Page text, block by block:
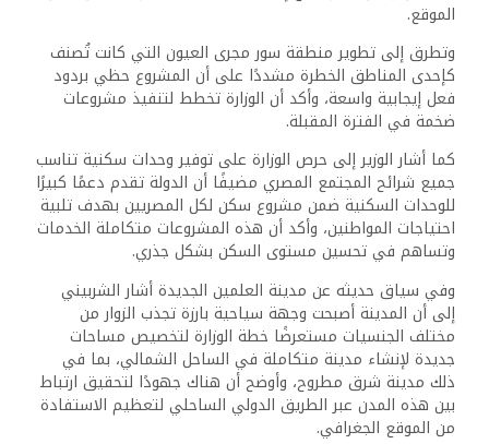
الموقع.
وتطرق إلى تطوير منطقة سور مجرى العيون التي كانت تُصنف
كإحدى المناطق الخطرة مشددًا على أن المشروع حظي بردود
فعل إيجابية واسعة، وأكد أن الوزارة تخطط لتنفيذ مشروعات
ضخمة في الفترة المقبلة.
كما أشار الوزير إلى حرص الوزارة على توفير وحدات سكنية تناسب
جميع شرائح المجتمع المصري مضيفًا أن الدولة تقدم دعمًا كبيرًا
للوحدات السكنية ضمن مشروع سكن لكل المصريين بهدف تلبية
احتياجات المواطنين، وأكد أن هذه المشروعات متكاملة الخدمات
وتساهم في تحسين مستوى السكن بشكل جذري.
وفي سياق حديثه عن مدينة العلمين الجديدة أشار الشربيني
إلى أن المدينة أصبحت وجهة سياحية بارزة تجذب الزوار من
مختلف الجنسيات مستعرضًا خطة الوزارة لتخصيص مساحات
جديدة لإنشاء مدينة متكاملة في الساحل الشمالي، بما في
ذلك مدينة شرق مطروح، وأوضح أن هناك جهودًا لتحقيق ارتباط
بين هذه المدن عبر الطريق الدولي الساحلي لتعظيم الاستفادة
من الموقع الجغرافي.